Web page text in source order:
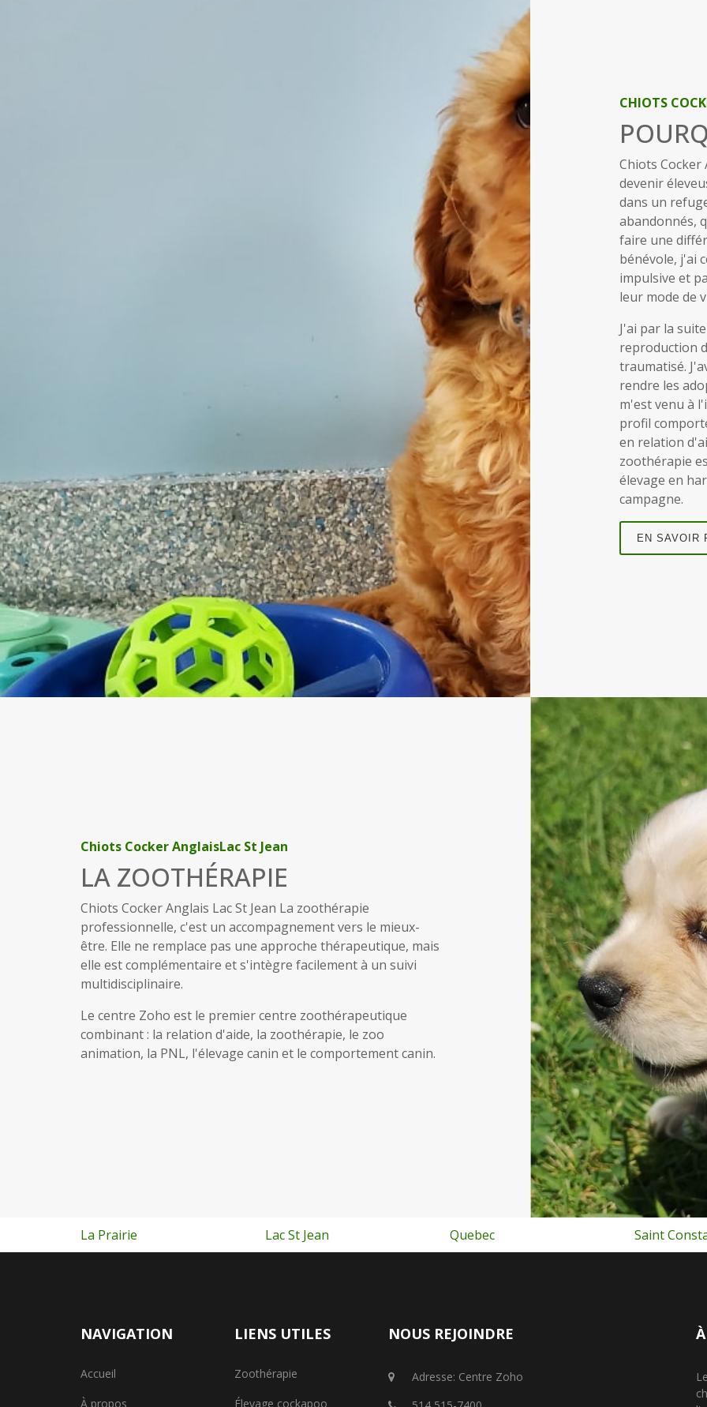
CHIOTS
Chiots Cocker
devenir
dans un
abandonnés,
faire une
bénévole, j'ai
impulsive et
leur mode de
J'ai par la
reproduction
traumatisé.
rendre les
m'est venu à
profil
en relation
zoothérapie
élevage en
campagne.
EN SAVOIR
Chiots Cocker AnglaisLac St Jean
LA ZOOTHÉRAPIE
Chiots Cocker Anglais Lac St Jean La zoothérapie
professionnelle, c'est un accompagnement vers le mieux-
être. Elle ne remplace pas une approche thérapeutique, mais
elle est complémentaire et s'intègre facilement à un suivi
multidisciplinaire.
Le centre Zoho est le premier centre zoothérapeutique
combinant : la relation d'aide, la zoothérapie, le zoo
animation, la PNL, l'élevage canin et le comportement canin.
Lac St Jean Quebec Saint Constant Gatineau
NAVIGATION
Accueil
À propos
LIENS UTILES
Zoothérapie
Élevage cockapoo
NOUS REJOINDRE
Adresse: Centre Zoho